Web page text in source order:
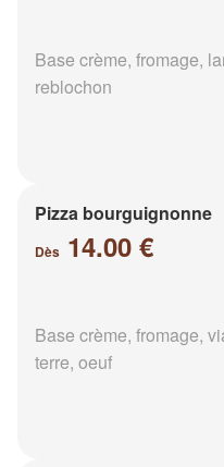
Base crème, fromage,
reblochon
Pizza bourguignonne
Dès 14.00 €
Base crème, fromage,
terre, oeuf